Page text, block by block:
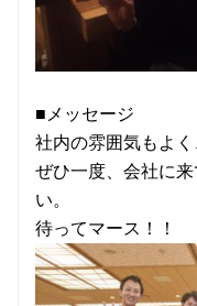
■メッセージ
社内の雰囲気もよく
ぜひ一度、会社に
い。
待ってマース！！